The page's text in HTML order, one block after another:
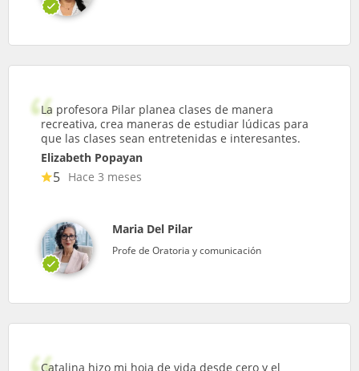
La profesora Pilar planea clases de manera
recreativa, crea maneras de estudiar lúdicas para
que las clases sean entretenidas e interesantes.
Elizabeth Popayan
5 Hace 3 meses
Maria Del Pilar
Profe de Oratoria y comunicación
Catalina hizo mi hoja de vida desde cero y el